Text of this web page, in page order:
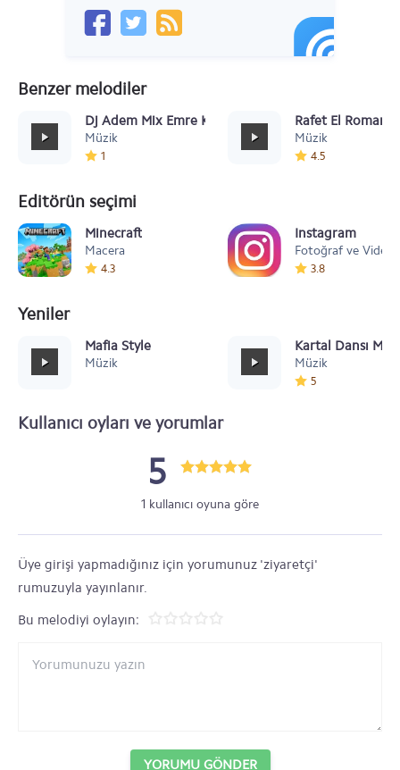
Benzer melodiler
Dj Adem Mix Emre Kaya Apayrı
Müzik
1
Rafet El Roman
Müzik
4.5
Editörün seçimi
Minecraft
Macera
4.3
Instagram
Fotoğraf ve Video
3.8
Yeniler
Mafia Style
Müzik
Kartal Dansı
Müzik
5
Kullanıcı oyları ve yorumlar
5
1 kullanıcı oyuna göre
Üye girişi yapmadığınız için yorumunuz 'ziyaretçi'
rumuzuyla yayınlanır.
Bu melodiyi oylayın:
YORUMU GÖNDER